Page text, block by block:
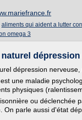
aliments qui aident a lutter
omega 3
dépression
une maladie
physiques
ou déclenchée
On parle aussi d'état